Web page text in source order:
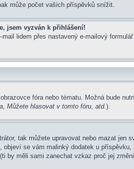
může počet vašich příspěvků snížit.
jsem vyzván k přihlášení!
lidem přes nastavený e-mailový
fóra nebo tématu. Možná bude
Můžete hlasovat v tomto fóru, atd.).
tak můžete upravovat nebo mazat
se vám malinký dodatek u
by měli sami zanechat vzkaz proč jej